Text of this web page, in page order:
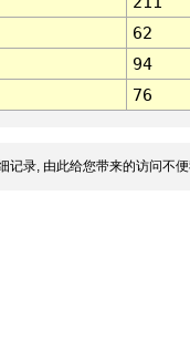
62
94
76
记录, 由此给您带来的访问不